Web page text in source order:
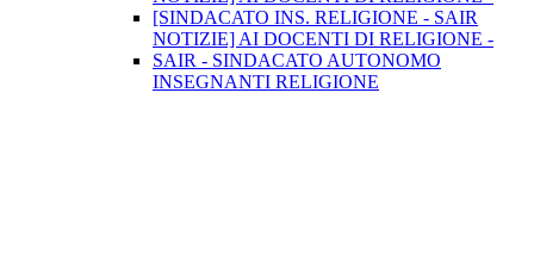
[SINDACATO INS. RELIGIONE - SAIR
NOTIZIE] AI DOCENTI DI RELIGIONE -
SAIR - SINDACATO AUTONOMO
INSEGNANTI RELIGIONE